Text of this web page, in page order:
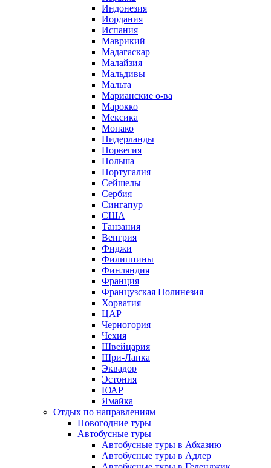
Индонезия
Иордания
Испания
Маврикий
Мадагаскар
Малайзия
Мальдивы
Мальта
Марианские о-ва
Марокко
Мексика
Монако
Нидерланды
Норвегия
Польша
Португалия
Сейшелы
Сербия
Сингапур
США
Танзания
Венгрия
Фиджи
Филиппины
Финляндия
Франция
Французская Полинезия
Хорватия
ЦАР
Черногория
Чехия
Швейцария
Шри-Ланка
Эквадор
Эстония
ЮАР
Ямайка
Отдых по направлениям
Новогодние туры
Автобусные туры
Автобусные туры в Абхазию
Автобусные туры в Адлер